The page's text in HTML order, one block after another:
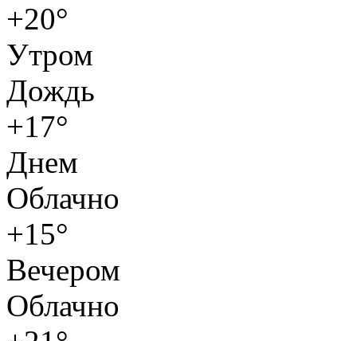
+20°
Утром
Дождь
+17°
Днем
Облачно
+15°
Вечером
Облачно